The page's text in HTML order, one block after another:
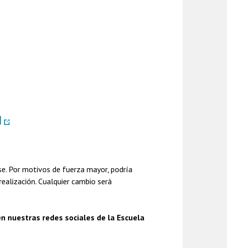
Por motivos de fuerza mayor, podría
Cualquier cambio será
nuestras redes sociales de la Escuela